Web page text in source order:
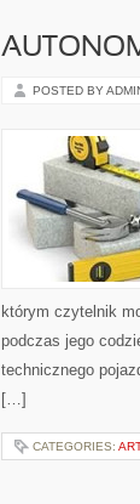
POSTED BY
którym czytelnik
podczas jego
technicznego
[…]
CATEGORIES: